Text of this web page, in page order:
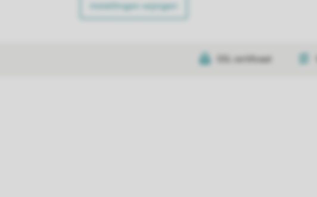
Instellingen wijzigen
SSL certificaat